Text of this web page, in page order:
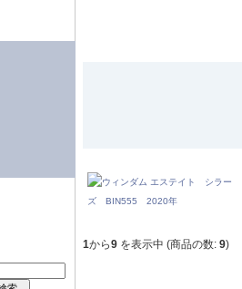
1から9 を表示中 (商品の数: 9)